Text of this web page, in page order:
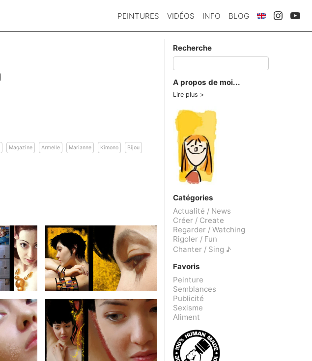
PEINTURES VIDÉOS INFO BLOG
Magazine Armelle Marianne Kimono
Bijou
Recherche
A propos de moi...
Lire plus
Catégories
Actualité / News
Créer / Create
Regarder / Watching
Rigoler / Fun
Chanter / Sing ♪
Favoris
Peinture
Semblances
Publicité
Sexisme
Aliment